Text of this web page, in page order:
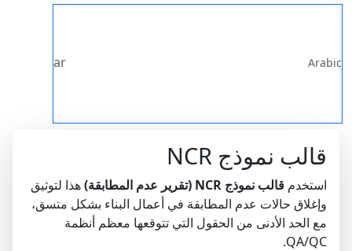
ar Arabic
قالب نموذج NCR
استخدم قالب نموذج NCR (تقرير عدم المطابقة)
هذا لتوثيق
وإغلاق حالات عدم المطابقة في أعمال البناء بشكل متسق،
مع الحد الأدنى من الحقول التي تتوقعها معظم أنظمة
QA/QC.